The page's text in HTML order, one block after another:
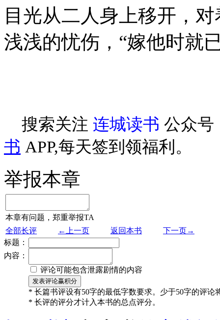
目光从二人身上移开，
浅浅的忧伤，“嫁他时就
搜索关注 连城读书 公众号
书 APP,每天签到领福利。
举报本章
本章有问题，郑重举报TA
全部长评
←上一页 返回本书
下一页→
标题：
内容：
评论可能包含泄露剧情的内容
* 长篇书评设有50字的最低字数要求。少于50字的评论
* 长评的评分才计入本书的总点评分。